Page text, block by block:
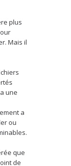
plus
Mais il
une
a
ou
que
de